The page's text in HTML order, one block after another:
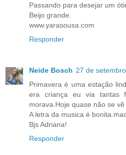
Passando para desejar um
Beijo grande.
www.yarasousa.com
Responder
Neide Bosch 27 de
Primavera é uma estação
era criança eu via tantas
morava.Hoje quase não se
A letra da musica é
Bjs Adriana!
Responder